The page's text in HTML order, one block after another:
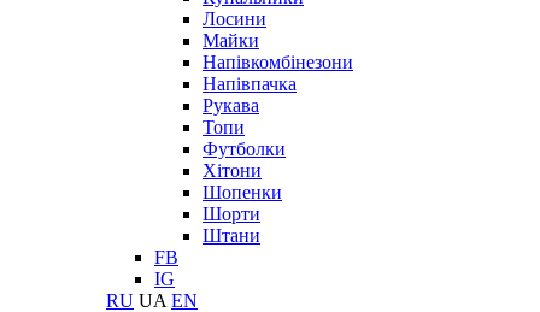
Лосини
Майки
Напівкомбінезони
Напівпачка
Рукава
Топи
Футболки
Хітони
Шопенки
Шорти
Штани
FB
IG
RU UA EN